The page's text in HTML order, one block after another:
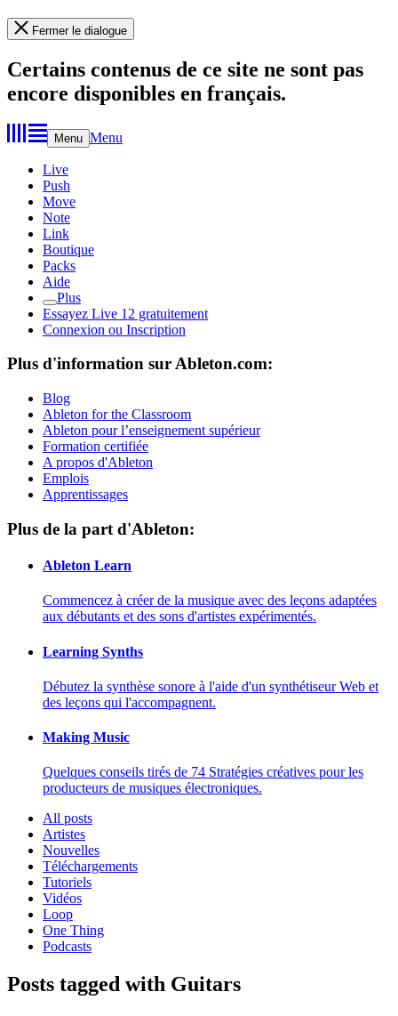
Fermer le dialogue
Certains contenus de ce site ne sont pas
encore disponibles en français.
Menu Menu
Live
Push
Move
Note
Link
Boutique
Packs
Aide
Plus
Essayez Live 12 gratuitement
Connexion ou Inscription
Plus d'information sur Ableton.com:
Blog
Ableton for the Classroom
Ableton pour l’enseignement supérieur
Formation certifiée
A propos d'Ableton
Emplois
Apprentissages
Plus de la part d'Ableton:
Ableton Learn
Commencez à créer de la musique avec des leçons adaptées
aux débutants et des sons d'artistes expérimentés.
Learning Synths
Débutez la synthèse sonore à l'aide d'un synthétiseur Web et
des leçons qui l'accompagnent.
Making Music
Quelques conseils tirés de 74 Stratégies créatives pour les
producteurs de musiques électroniques.
All posts
Artistes
Nouvelles
Téléchargements
Tutoriels
Vidéos
Loop
One Thing
Podcasts
Posts tagged with Guitars